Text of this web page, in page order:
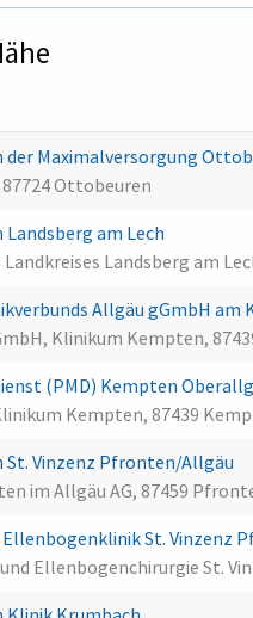
Maximalversorgung
Ottobeuren
am Lech
Landsberg am
Allgäu gGmbH am
Klinikum Kempten,
(PMD) Kempten
Kempten, 87439
Vinzenz Pfronten/Allgäu
im Allgäu AG, 87459
St. Vinzenz
Ellenbogenchirurgie St.